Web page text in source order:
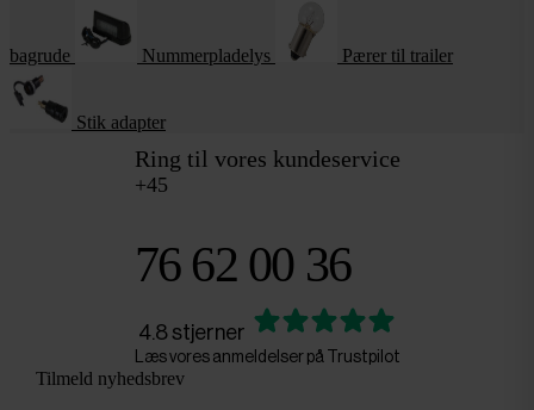
bagrude Nummerpladelys Pærer til trailer
Stik adapter
Ring til vores kundeservice
+45
76 62 00 36
4.8 stjerner
Læs vores anmeldelser på Trustpilot
Tilmeld nyhedsbrev